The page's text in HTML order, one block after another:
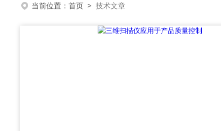
当前位置： 首页 > 技术文章